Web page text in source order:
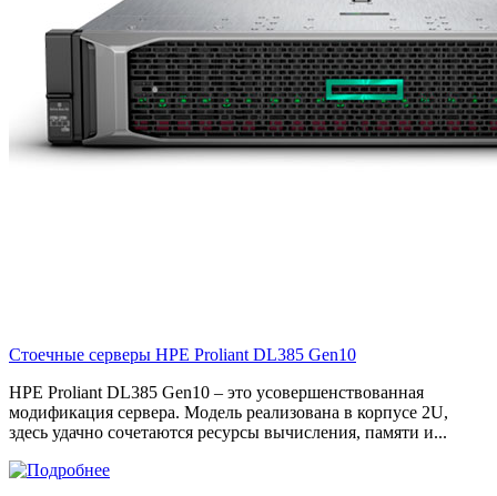
Стоечные серверы HPE Proliant DL385 Gen10
HPE Proliant DL385 Gen10 – это усовершенствованная
модификация сервера. Модель реализована в корпусе 2U,
здесь удачно сочетаются ресурсы вычисления, памяти и...